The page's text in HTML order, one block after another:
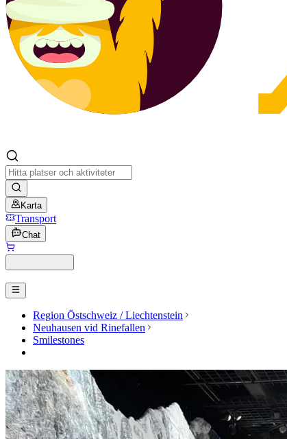
Karta
Transport
Chat
Region Östschweiz / Liechtenstein
Neuhausen vid Rinefallen
Smilestones